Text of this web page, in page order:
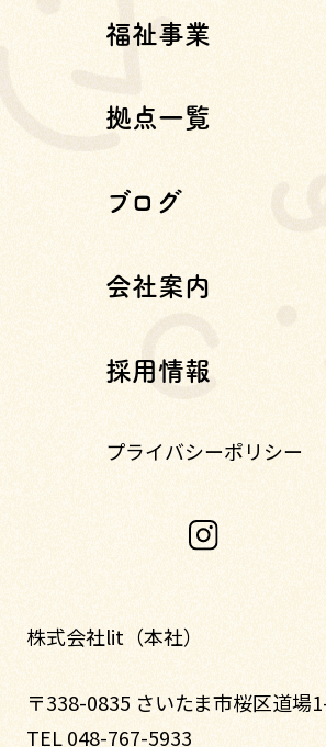
福祉事業
拠点一覧
ブログ
会社案内
採用情報
プライバシーポリシー
株式会社lit（本社）
〒338-0835 さいたま市桜区道場
TEL 048-767-5933